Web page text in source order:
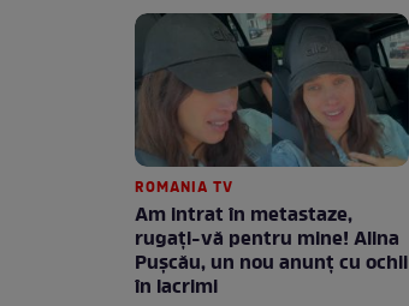
ROMANIA TV
Am intrat în metastaze,
rugaţi-vă pentru mine! Alina
Puşcău, un nou anunţ cu ochii
în lacrimi